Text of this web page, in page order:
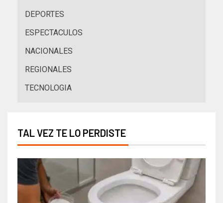
DEPORTES
ESPECTACULOS
NACIONALES
REGIONALES
TECNOLOGIA
TAL VEZ TE LO PERDISTE